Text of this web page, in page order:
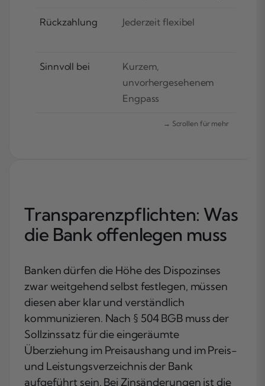
Rückzahlung Jederzeit flexibel
Sinnvoll bei
Kurzem,
unvorhergesehenem
Engpass
Transparenzpflichten: Was
die Bank offenlegen muss
Banken dürfen die Höhe des Dispozinses
zwar weitgehend selbst festlegen, müssen
diesen aber klar und verständlich
kommunizieren. Nach § 504 BGB muss der
Sollzinssatz für die eingeräumte
Überziehung im Preisaushang und im Preis-
und Leistungsverzeichnis der Bank
aufgeführt sein. Bei Zinsänderungen ist die